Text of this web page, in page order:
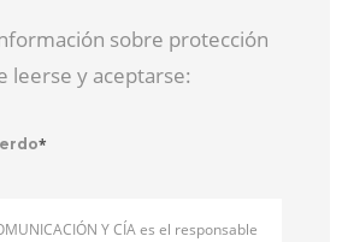
sobre protección
leerse y aceptarse:
*
Y CÍA es el responsable